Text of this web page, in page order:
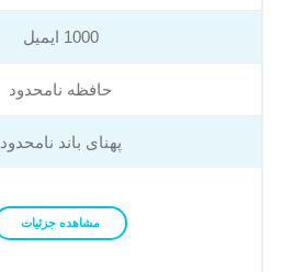
1000 ایمیل
حافظه نامحدود
پهنای باند نامحدود
مشاهده جزئیات